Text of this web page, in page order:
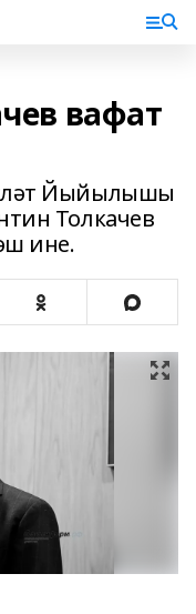
вафат
Йыйылышы
Толкачев
ине.